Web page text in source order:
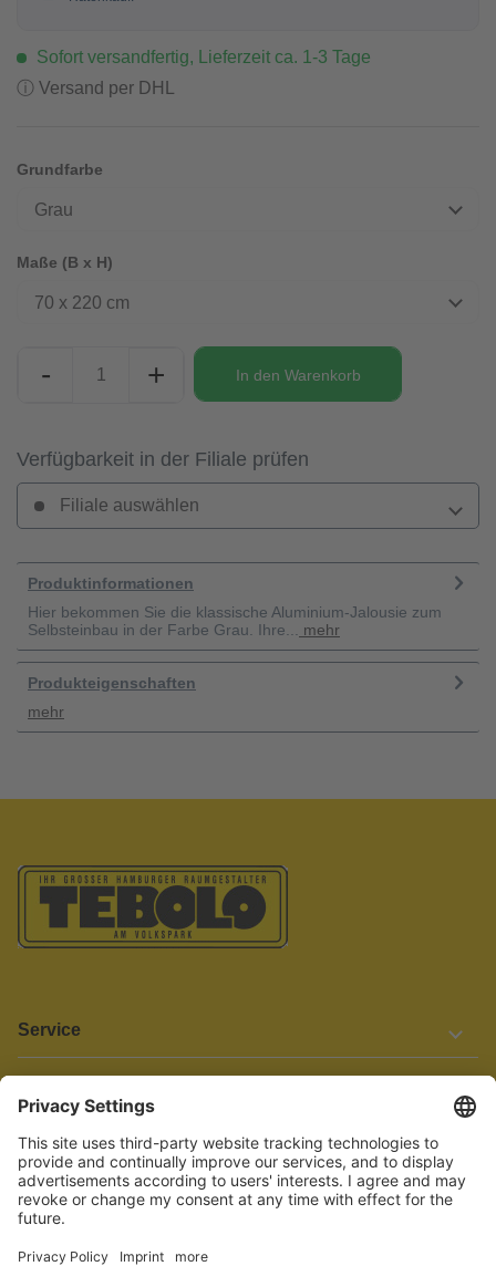
Sofort versandfertig, Lieferzeit ca. 1-3 Tage
ⓘ Versand per DHL
Grundfarbe
Grau
Maße (B x H)
70 x 220 cm
- + In den Warenkorb
Verfügbarkeit in der Filiale prüfen
Filiale auswählen
Produktinformationen
Hier bekommen Sie die klassische Aluminium-Jalousie zum
Selbsteinbau in der Farbe Grau. Ihre...
mehr
Produkteigenschaften
mehr
Service
Informationen
Barrierefreiheit
Wir bemühen uns, unsere Website barrierefrei zu gestalten.
Einige Inhalte und Funktionen sind derzeit jedoch noch nicht
vollständig zugänglich. Wenn Sie auf Barrieren stoßen oder Hilfe
benötigen, kontaktieren Sie uns bitte unter service[at]knutzen.de.
Vertrag widerrufen